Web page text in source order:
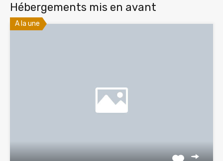
Hébergements mis en avant
A la une